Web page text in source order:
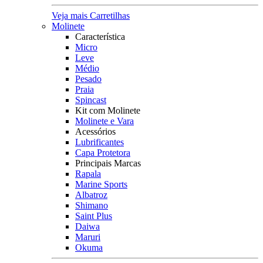
Veja mais Carretilhas
Molinete
Característica
Micro
Leve
Médio
Pesado
Praia
Spincast
Kit com Molinete
Molinete e Vara
Acessórios
Lubrificantes
Capa Protetora
Principais Marcas
Rapala
Marine Sports
Albatroz
Shimano
Saint Plus
Daiwa
Maruri
Okuma